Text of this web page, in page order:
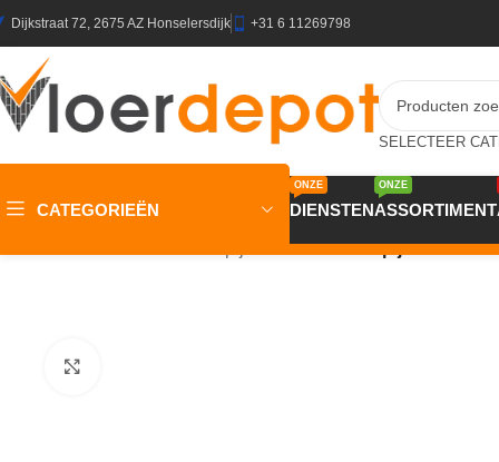
Dijkstraat 72, 2675 AZ Honselersdijk +31 6 11269798
CATEGORIEËN DIENSTEN
ONZE
ASSORTIMENT
ONZE
Homeline 27 Tapijt Pilar